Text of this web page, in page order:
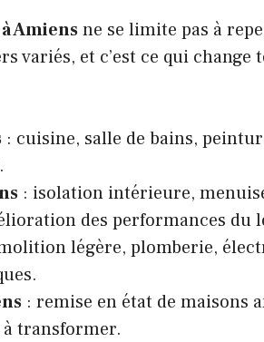
Amiensne se limite pas à
variés, et c’est ce qui change
: cuisine, salle de bains,
: isolation intérieure,
des performances du
légère, plomberie,
: remise en état de maisons
transformer.